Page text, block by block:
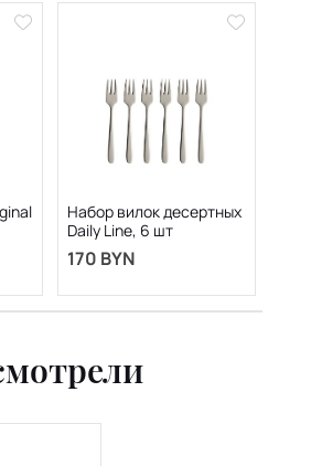
Набор вилок десертных
Daily Line, 6 шт
170 BYN